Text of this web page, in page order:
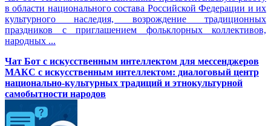
в области национального состава Российской Федерации и их
культурного наследия, возрождение традиционных
праздников с приглашением фольклорных коллективов,
народных ...
Чат Бот с искусственным интеллектом для мессенджеров
МАКС с искусственным интеллектом: диалоговый центр
национально-культурных традиций и этнокультурной
самобытности народов